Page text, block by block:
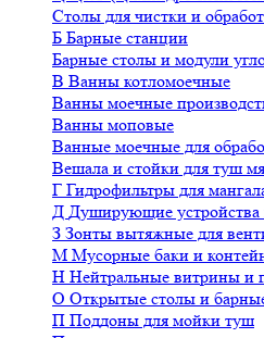
Столы для чистки и
Б Барные станции
Барные столы и модули
В Ванны котломоечные
Ванны моечные
Ванны моповые
Ванные моечные для
Вешала и стойки для туш
Г Гидрофильтры для
Д Душирующие устройства
З Зонты вытяжные для
М Мусорные баки и
Н Нейтральные витрины и
О Открытые столы и
П Поддоны для мойки туш